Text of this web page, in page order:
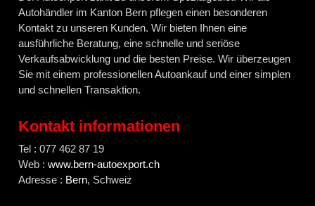
Autohändler im Kanton Bern pflegen einen besonderen
Kontakt zu unseren Kunden. Wir bieten Ihnen eine
ausführliche Beratung, eine schnelle und seriöse
Verkaufsabwicklung und die besten Preise. Wir überzeugen
Sie mit einem professionellen Autoankauf und einer simplen
und schnellen Transaktion.
Kontakt informationen
Tel : 077 462 87 19
Web :www.bern-autoexport.ch
Adresse : Bern, Schweiz